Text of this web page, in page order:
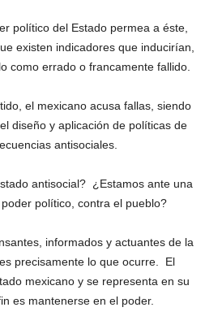
político del Estado permea a éste,
existen indicadores que inducirían,
como errado o francamente fallido.
el mexicano acusa fallas, siendo
diseño y aplicación de políticas de
antisociales.
antisocial? ¿Estamos ante una
político, contra el pueblo?
informados y actuantes de la
precisamente lo que ocurre. El
mexicano y se representa en su
es mantenerse en el poder.